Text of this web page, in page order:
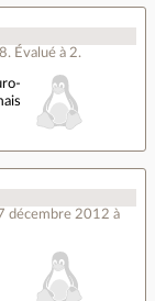
. Évalué à 2.
décembre 2012 à